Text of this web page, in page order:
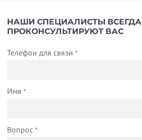
НАШИ СПЕЦИАЛИСТЫ ВСЕГДА
ПРОКОНСУЛЬТИРУЮТ ВАС
Телефон для связи *
Имя *
Вопрос *